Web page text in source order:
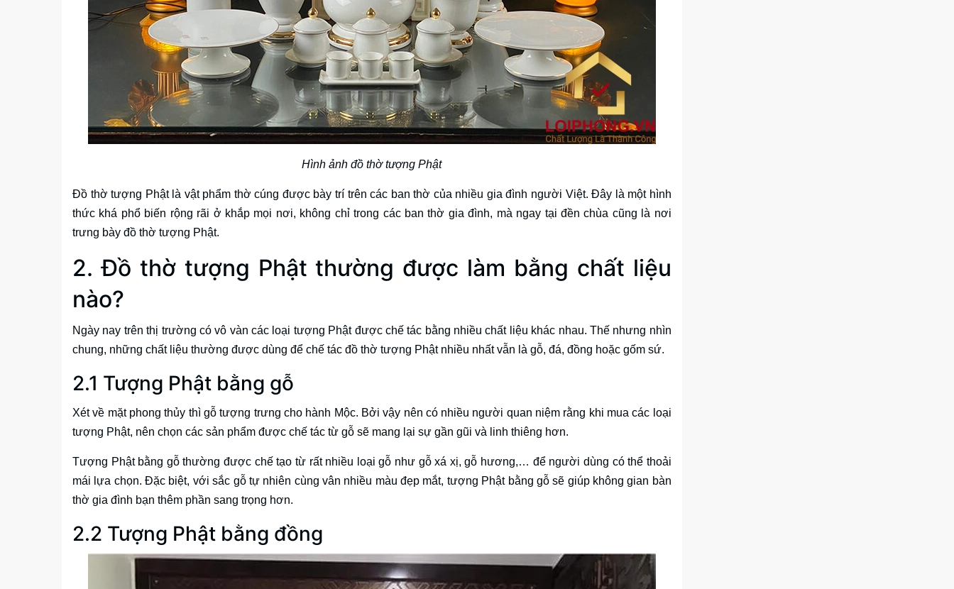
Hình ảnh đồ thờ tượng Phật
Đồ thờ tượng Phật là vật phẩm thờ cúng được bày trí trên các ban thờ của nhiều gia đình người Việt. Đây là một hình
thức khá phổ biến rộng rãi ở khắp mọi nơi, không chỉ trong các ban thờ gia đình, mà ngay tại đền chùa cũng là nơi
trưng bày đồ thờ tượng Phật.
2. Đồ thờ tượng Phật thường được làm bằng chất liệu
nào?
Ngày nay trên thị trường có vô vàn các loại tượng Phật được chế tác bằng nhiều chất liệu khác nhau. Thế nhưng nhìn
chung, những chất liệu thường được dùng để chế tác đồ thờ tượng Phật nhiều nhất vẫn là gỗ, đá, đồng hoặc gốm sứ.
2.1 Tượng Phật bằng gỗ
Xét về mặt phong thủy thì gỗ tượng trưng cho hành Mộc. Bởi vậy nên có nhiều người quan niệm rằng khi mua các loại
tượng Phật, nên chọn các sản phẩm được chế tác từ gỗ sẽ mang lại sự gần gũi và linh thiêng hơn.
Tượng Phật bằng gỗ thường được chế tạo từ rất nhiều loại gỗ như gỗ xá xị, gỗ hương,… để người dùng có thể thoải
mái lựa chọn. Đặc biệt, với sắc gỗ tự nhiên cùng vân nhiều màu đẹp mắt, tượng Phật bằng gỗ sẽ giúp không gian bàn
thờ gia đình bạn thêm phần sang trọng hơn.
2.2 Tượng Phật bằng đồng